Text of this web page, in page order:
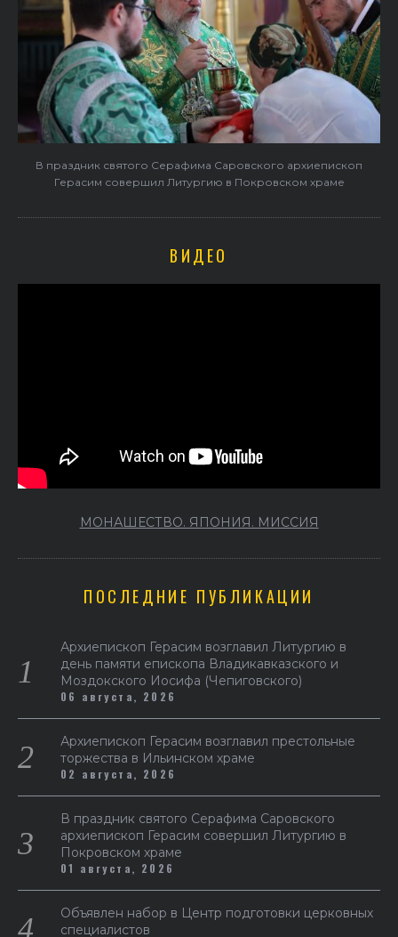
В праздник святого Серафима Саровского архиепископ
Герасим совершил Литургию в Покровском храме
ВИДЕО
МОНАШЕСТВО. ЯПОНИЯ. МИССИЯ
ПОСЛЕДНИЕ ПУБЛИКАЦИИ
Архиепископ Герасим возглавил Литургию в
день памяти епископа Владикавказского и
Моздокского Иосифа (Чепиговского)
06 августа, 2026
Архиепископ Герасим возглавил престольные
торжества в Ильинском храме
02 августа, 2026
В праздник святого Серафима Саровского
архиепископ Герасим совершил Литургию в
Покровском храме
01 августа, 2026
Объявлен набор в Центр подготовки церковных
специалистов